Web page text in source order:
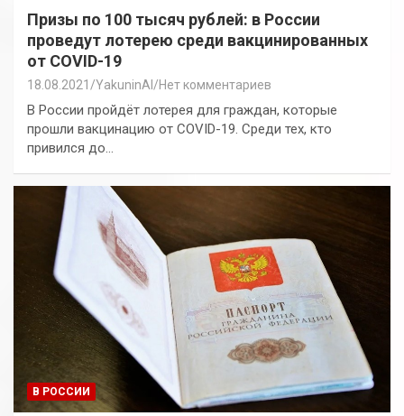
Призы по 100 тысяч рублей: в России
проведут лотерею среди вакцинированных
от COVID-19
18.08.2021 YakuninAI Нет комментариев
В России пройдёт лотерея для граждан, которые
прошли вакцинацию от COVID-19. Среди тех, кто
привился до…
В РОССИИ